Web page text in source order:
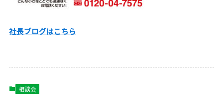
社長ブログはこちら
相談会